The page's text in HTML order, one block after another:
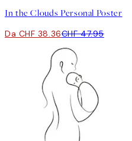
In the Clouds Personal Poster
Da CHF 38.36CHF 47.95